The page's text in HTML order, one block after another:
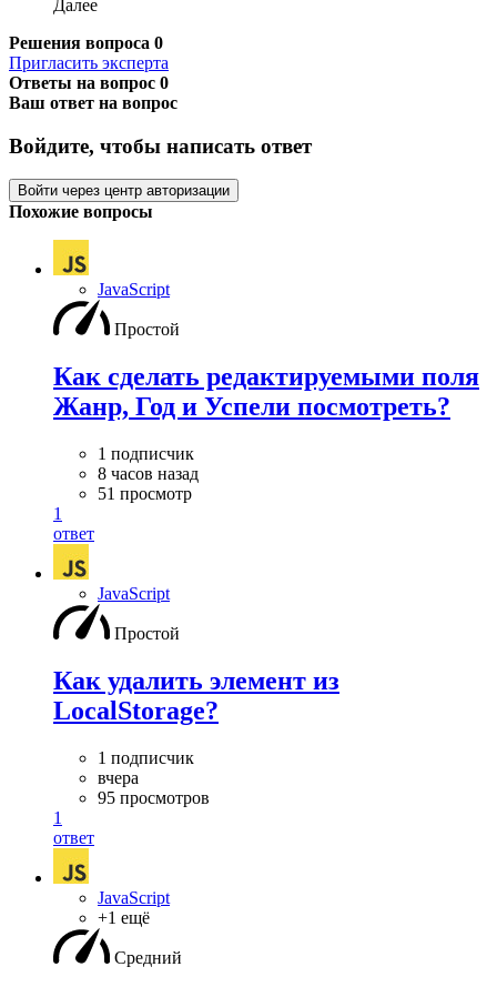
Далее
Решения вопроса 0
Пригласить эксперта
Ответы на вопрос 0
Ваш ответ на вопрос
Войдите, чтобы написать ответ
Войти через центр авторизации
Похожие вопросы
JavaScript
Простой
Как сделать редактируемыми поля
Жанр, Год и Успели посмотреть?
1 подписчик
8 часов назад
51 просмотр
1
ответ
JavaScript
Простой
Как удалить элемент из
LocalStorage?
1 подписчик
вчера
95 просмотров
1
ответ
JavaScript
+1 ещё
Средний